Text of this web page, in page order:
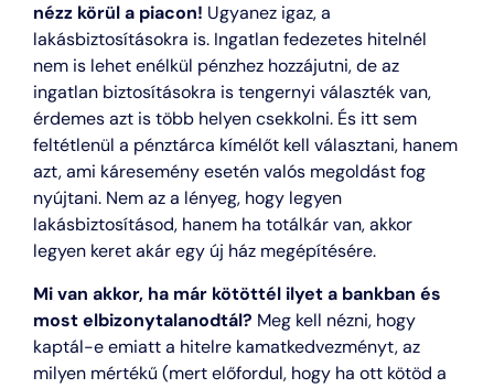
nézz körül a piacon! Ugyanez igaz, a
lakásbiztosításokra is. Ingatlan fedezetes hitelnél
nem is lehet enélkül pénzhez hozzájutni, de az
ingatlan biztosításokra is tengernyi választék van,
érdemes azt is több helyen csekkolni. És itt sem
feltétlenül a pénztárca kímélőt kell választani, hanem
azt, ami káresemény esetén valós megoldást fog
nyújtani. Nem az a lényeg, hogy legyen
lakásbiztosításod, hanem ha totálkár van, akkor
legyen keret akár egy új ház megépítésére.
Mi van akkor, ha már kötöttél ilyet a bankban és
most elbizonytalanodtál? Meg kell nézni, hogy
kaptál-e emiatt a hitelre kamatkedvezményt, az
milyen mértékű (mert előfordul, hogy ha ott kötöd a